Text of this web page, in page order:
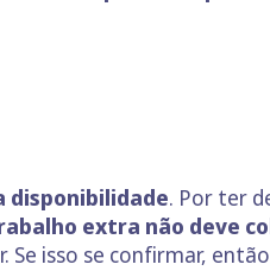
disponibilidade. Por ter
extra não deve
Se isso se confirmar,